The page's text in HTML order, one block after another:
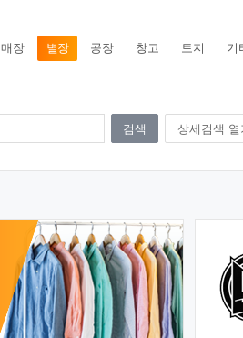
매장 별장 공장 창고 토지 기
상세검색 열